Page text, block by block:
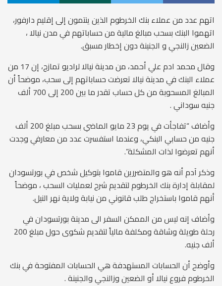
اتهم عدد من عملاء بنك الخرطوم الذين ينتمون إلى إقليم دارفور،
اتهموا البنك بسحب مبالغ مالية من حساباتهم في مدن نيالا ،
الضعين زالنجي و الجنينة دون إخطار مسبق.
وقال محمد ادم علي أحمد، من مدينة نيالا لراديو تمازج، إن 17 من
عملاء البنك في مدينة نيالا تعرضت حساباتهم إلى سحب، موضحاً أن
المبالغ المسحوبة من كل حساب تقدر ما بين 200 إلى 700 ألف
جنيه سوداني .
وأضاف “تفاجأت في يوم 23 مايو الماضي بسحب مبلغ 200 ألف
جنيه من حسابي البنكي، وعندما استفسرت عدد من معارفي وجدت
أنهم تعرضوا لذات المشكلة”.
وذكر آدم أنه هو والمتضررين قاموا بتوكيل شخص في بورتسودان
لمقابلة إدارة بنك الخرطوم لتقديم شرح لعمليات السحب ، موضحاً
أنهم قاموا باستخراج طلب قانوني من نيابة ولاية نهر النيل.
وأضاف إنه ليس من الممكن السفر الى مدينة بورتسودان في
رحلة طويلة وشاقة ومكلفة مالياً لتقديم شكوى حول مبلغ 200
ألف جنيه.
وأوضح أن الحسابات المستهدفة هي الحسابات المفتوحة في بنك
الخرطوم فروع نيالا أو الضعين وزالنجي والجنينة .